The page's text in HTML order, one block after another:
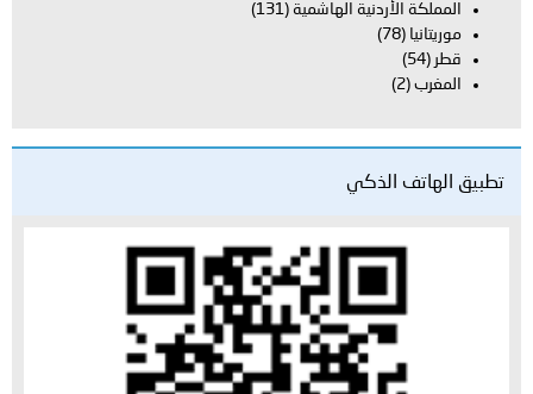
المملكة الأردنية الهاشمية (131)
موريتانيا (78)
قطر (54)
المغرب (2)
تطبيق الهاتف الذكي